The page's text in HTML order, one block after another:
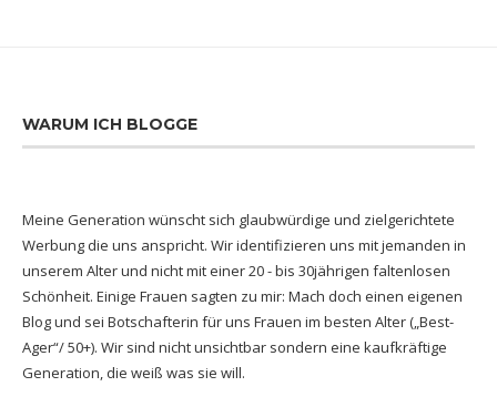
WARUM ICH BLOGGE
Meine Generation wünscht sich glaubwürdige und zielgerichtete
Werbung die uns anspricht. Wir identifizieren uns mit jemanden in
unserem Alter und nicht mit einer 20 - bis 30jährigen faltenlosen
Schönheit. Einige Frauen sagten zu mir: Mach doch einen eigenen
Blog und sei Botschafterin für uns Frauen im besten Alter („Best-
Ager“/ 50+). Wir sind nicht unsichtbar sondern eine kaufkräftige
Generation, die weiß was sie will.